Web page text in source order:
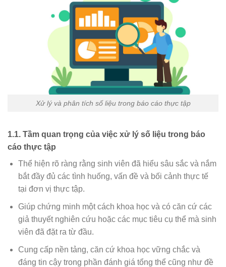
Xử lý và phân tích số liệu trong báo cáo thực tập
1.1. Tầm quan trọng của việc xử lý số liệu trong báo
cáo thực tập
Thể hiện rõ ràng rằng sinh viên đã hiểu sâu sắc và nắm
bắt đầy đủ các tình huống, vấn đề và bối cảnh thực tế
tại đơn vị thực tập.
Giúp chứng minh một cách khoa học và có căn cứ các
giả thuyết nghiên cứu hoặc các mục tiêu cụ thể mà sinh
viên đã đặt ra từ đầu.
Cung cấp nền tảng, căn cứ khoa học vững chắc và
đáng tin cậy trong phần đánh giá tổng thể cũng như đề